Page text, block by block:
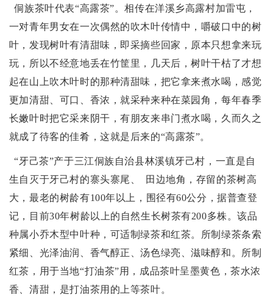
侗族茶叶代表“高露茶”。相传在洋溪乡高露村加雷屯，
一对青年男女在一次偶然的吹木叶传情中，嚼破口中的树
叶，发现树叶有清甜味，即采摘些回家，原本只想拿来玩
玩，所以不经意地丢在竹筐里，几天后，树叶干枯了才想
起在山上吹木叶时的那种清甜味，把它拿来煮水喝，感觉
更加清甜、可口、香浓，就采种来种在菜园角，每年春季
长嫩叶时把它采来阴干，有朋友来串门煮水喝，久而久之
就成了待客的佳肴，这就是后来的“高露茶”。
“牙己茶”产于三江侗族自治县林溪镇牙己村，一直是自
生自灭于牙己村的寨头寨尾、 田边地角，存留的茶树高
大，最老的树龄有100年以上，围径有60公分，据普查登
记，目前30年树龄以上的自然生长树茶有200多株。该品
种属小乔木型中叶种，可适制绿茶和红茶。所制绿茶条索
紧细、光泽油润、香气醇正、汤色绿亮、滋味醇和。所制
红茶，用于当地“打油茶”用，成品茶叶呈墨黄色，茶水浓
香、清甜，是打油茶用的上等茶叶。